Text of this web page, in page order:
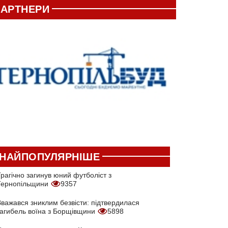
загинув юний футболіст з
9357
зниклим безвісти: підтвердилася
воїна з Борщівщини
5898